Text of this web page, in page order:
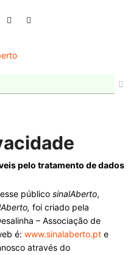
pelo tratamento de dados
público sinalAberto,
foi criado pela
– Associação de
é: www.sinalaberto.pt e
através do